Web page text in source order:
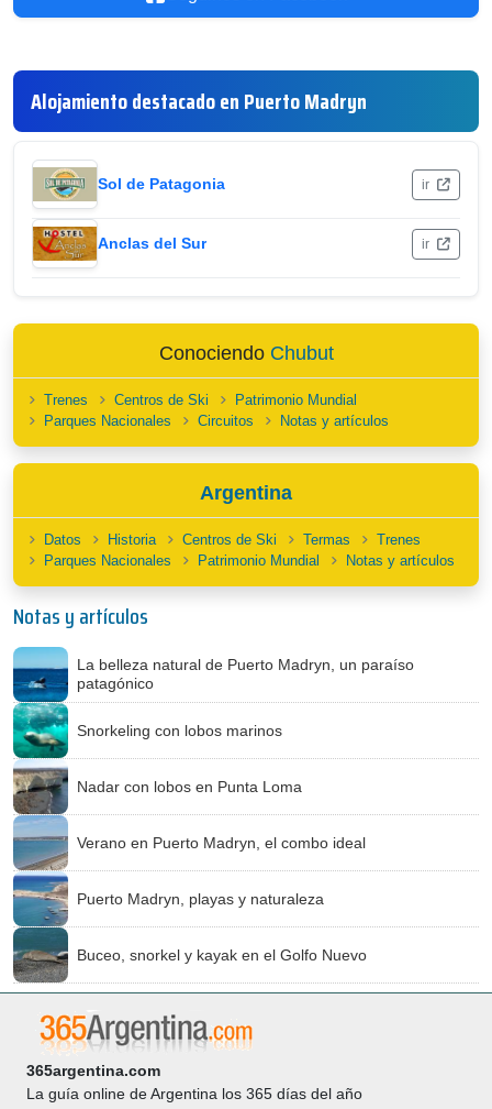
Alojamiento destacado en Puerto Madryn
Sol de Patagonia ir
Anclas del Sur ir
Conociendo Chubut
Trenes Centros de Ski
Patrimonio Mundial
Parques Nacionales
Circuitos Notas y artículos
Argentina
Datos Historia Centros de Ski Termas
Trenes
Parques Nacionales
Patrimonio Mundial Notas y artículos
Notas y artículos
La belleza natural de Puerto Madryn, un paraíso
patagónico
Snorkeling con lobos marinos
Nadar con lobos en Punta Loma
Verano en Puerto Madryn, el combo ideal
Puerto Madryn, playas y naturaleza
Buceo, snorkel y kayak en el Golfo Nuevo
365argentina.com
La guía online de Argentina los 365 días del año